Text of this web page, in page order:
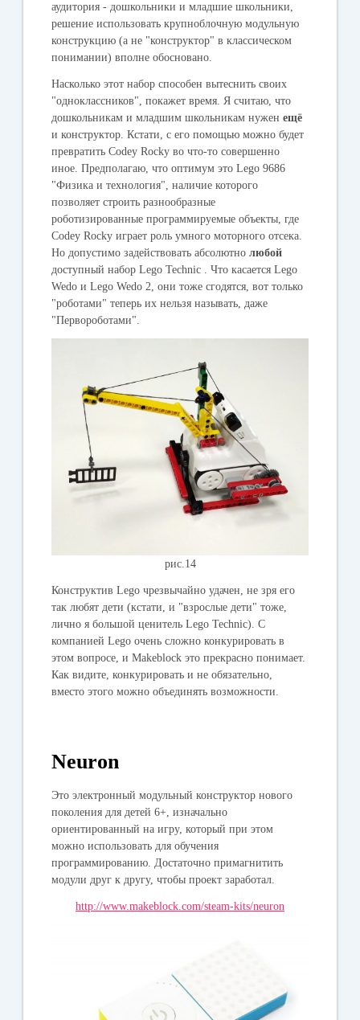
аудитория - дошкольники и младшие школьники,
решение использовать крупноблочную модульную
конструкцию (а не "конструктор" в классическом
понимании) вполне обосновано.
Насколько этот набор способен вытеснить своих
"одноклассников", покажет время. Я считаю, что
дошкольникам и младшим школьникам нуженещё
и конструктор. Кстати, с его помощью можно будет
превратить Codey Rocky во что-то совершенно
иное. Предполагаю, что оптимум это Lego 9686
"Физика и технология", наличие которого
позволяет строить разнообразные
роботизированные программируемые объекты, где
Codey Rocky играет роль умного моторного отсека.
Но допустимо задействовать абсолютнолюбой
доступный набор Lego Technic . Что касается Lego
Wedo и Lego Wedo 2, они тоже сгодятся, вот только
"роботами" теперь их нельзя называть, даже
"Первороботами".
рис.14
Конструктив Lego чрезвычайно удачен, не зря его
так любят дети (кстати, и "взрослые дети" тоже,
лично я большой ценитель Lego Technic). C
компанией Lego очень сложно конкурировать в
этом вопросе, и Makeblock это прекрасно понимает.
Как видите, конкурировать и не обязательно,
вместо этого можно объединять возможности.
Neuron
Это электронный модульный конструктор нового
поколения для детей 6+, изначально
ориентированный на игру, который при этом
можно использовать для обучения
программированию. Достаточно примагнитить
модули друг к другу, чтобы проект заработал.
http://www.makeblock.com/steam-kits/neuron